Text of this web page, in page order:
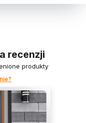
recenzji
produkty